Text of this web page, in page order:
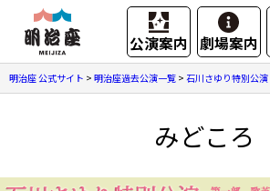
公演案内 劇場案内
明治座 公式サイト > 明治座過去公演一覧 > 石川さゆり特別公演
みどころ